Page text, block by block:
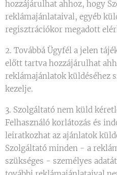
hozzájárulhat ahhoz, hogy
reklámajánlataival, egyéb
regisztrációkor megadott
2. Továbbá Ügyfél a jelen
előtt tartva hozzájárulhat
reklámajánlatok küldéséhez
kezelje.
3. Szolgáltató nem küld
Felhasználó korlátozás és
leiratkozhat az ajánlatok
Szolgáltató minden - a
szükséges - személyes